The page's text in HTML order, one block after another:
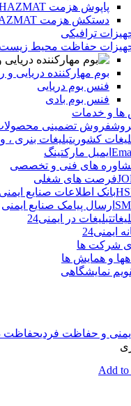
پاپوش هزمت HAZMAT
دستکش هزمت HAZMAT
ترافیکی
حفاظت محیط زیست
بوم مهارکننده دریایی و
فنس بوم دریایی
فنس بوم بادی
و خدمات
فروش تضمینی
کشوریتبلیغات بنری ،
ایمیل مارکتینگ
های فنی و تخصصی
فرصت های شغلی
بانک اطلاعات صنایع ایمنی
ارسال پیامک صنایع ایمنی
تبلیغات در ایمنی24
ایمنی24
شرکت ها
و همایش ها
نمایشگاهی
و حفاظت فردیحفاظت
Add